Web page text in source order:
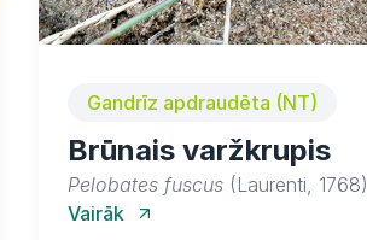
Gandrīz apdraudēta (NT)
Brūnais varžkrupis
Pelobates fuscus (Laurenti, 1768)
Vairāk